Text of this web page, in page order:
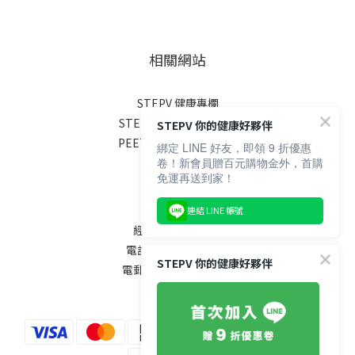
相關網站
STEPV 健康專欄
STEPX FITNESS 健身房
PEETA FITNESS 健身網
聯絡我們
經銷合作申請表單
電話 / 02-2711-3165
電郵 / care@peeta.tw
STEPV 你的健康好夥伴
綁定 LINE 好友，即領 9 折優惠
卷！新會員贈百元購物金外，首購
免運再送到家！
連結 LINE 帳號
STEPV 你的健康好夥伴